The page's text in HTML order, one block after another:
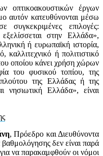
οπτικοακουστικών έργων
αυτόν κατευθύνονται μέσω
συγκεκριμένες επιλογές:
στην Ελλάδα»,
ή ευρωπαϊκή ιστορία,
καλλιτεχνικό ή πολιτιστικό
οποίου κάνει χρήση χώρων
του φυσικού τοπίου, της
πλούτου της Ελλάδας ή της
νησιωτική Ελλάδα», είναι
, Πρόεδρο και Διευθύνοντα
δεν είναι παρά
να παρακαμφθούν οι νόμοι